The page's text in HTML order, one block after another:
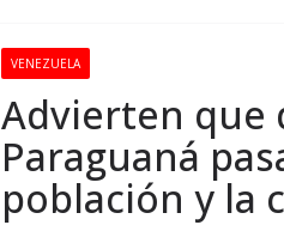
VENEZUELA
Advierten que
Paraguaná
población y la